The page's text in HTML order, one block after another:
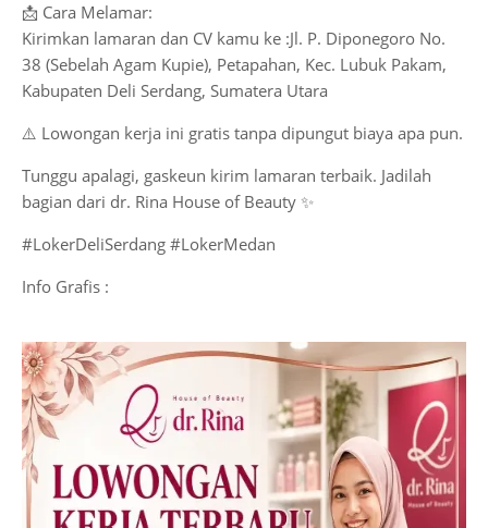
📩 Cara Melamar:
Kirimkan lamaran dan CV kamu ke :Jl. P. Diponegoro No.
38 (Sebelah Agam Kupie), Petapahan, Kec. Lubuk Pakam,
Kabupaten Deli Serdang, Sumatera Utara
⚠️ Lowongan kerja ini gratis tanpa dipungut biaya apa pun.
Tunggu apalagi, gaskeun kirim lamaran terbaik. Jadilah
bagian dari dr. Rina House of Beauty ✨
#LokerDeliSerdang #LokerMedan
Info Grafis :